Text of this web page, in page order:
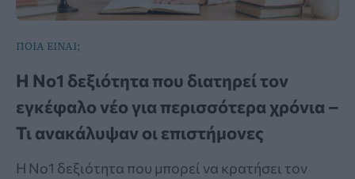
ΠΟΙΑ ΕΙΝΑΙ;
Η Νο1 δεξιότητα που διατηρεί τον
εγκέφαλο νέο για περισσότερα χρόνια –
Τι ανακάλυψαν οι επιστήμονες
Η Νο1 δεξιότητα που μπορεί να κρατήσει τον